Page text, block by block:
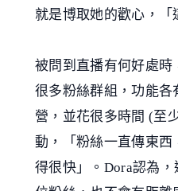
就是博取她的歡心，「
被問到直播有何好處時
很多粉絲群組，功能各
營，並花很多時間 (至
動，「粉絲一直傳東
得很快」。Dora認為